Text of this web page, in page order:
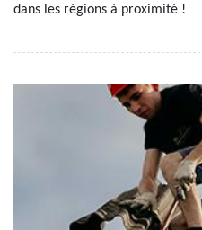
dans les régions à proximité !